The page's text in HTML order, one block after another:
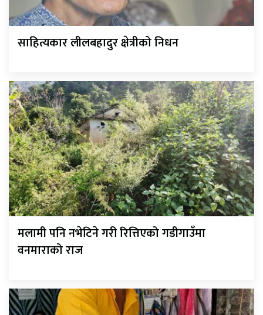
साहित्यकार लीलबहादुर क्षेत्रीको निधन
मलामी पनि नभेटिने गरी रित्तिएको गडीगाउँमा
वनमाराको राज